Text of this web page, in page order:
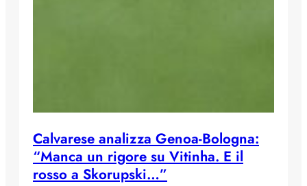
Calvarese analizza Genoa-Bologna:
“Manca un rigore su Vitinha. E il
rosso a Skorupski…”